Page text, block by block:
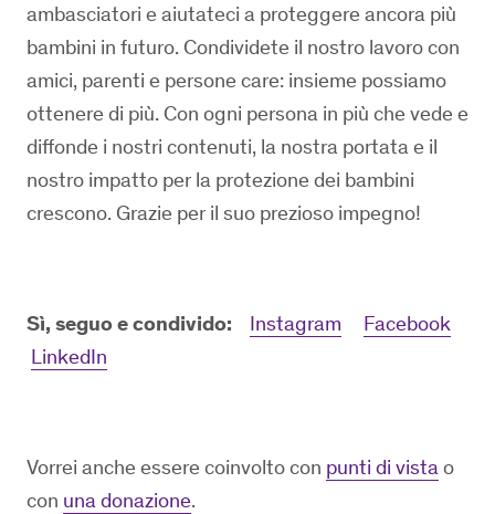
ambasciatori e aiutateci a proteggere ancora più
bambini in futuro. Condividete il nostro lavoro con
amici, parenti e persone care: insieme possiamo
ottenere di più. Con ogni persona in più che vede e
diffonde i nostri contenuti, la nostra portata e il
nostro impatto per la protezione dei bambini
crescono. Grazie per il suo prezioso impegno!
Sì, seguo e condivido: Instagram
Facebook
LinkedIn
Vorrei anche essere coinvolto con punti di vistao
con una donazione.